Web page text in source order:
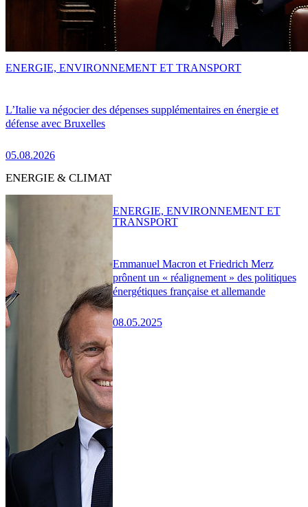
L’Italie va négocier des dépenses supplémentaires en énergie et
défense avec Bruxelles
05.08.2026
ENERGIE, ENVIRONNEMENT ET TRANSPORT
ENERGIE & CLIMAT
Emmanuel Macron et Friedrich Merz
prônent un « réalignement » des politiques
énergétiques française et allemande
08.05.2025
ENERGIE, ENVIRONNEMENT ET
TRANSPORT